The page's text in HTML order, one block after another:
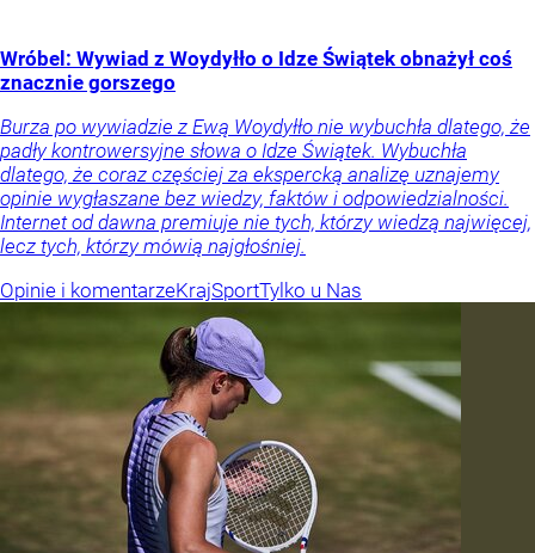
Wróbel: Wywiad z Woydyłło o Idze Świątek obnażył coś
znacznie gorszego
Burza po wywiadzie z Ewą Woydyłło nie wybuchła dlatego, że
padły kontrowersyjne słowa o Idze Świątek. Wybuchła
dlatego, że coraz częściej za ekspercką analizę uznajemy
opinie wygłaszane bez wiedzy, faktów i odpowiedzialności.
Internet od dawna premiuje nie tych, którzy wiedzą najwięcej,
lecz tych, którzy mówią najgłośniej.
Opinie i komentarzeKrajSportTylko u Nas